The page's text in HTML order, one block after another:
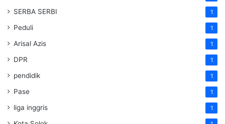
SERBA SERBI 1
Peduli 1
Arisal Azis 1
DPR 1
pendidik 1
Pase 1
liga inggris 1